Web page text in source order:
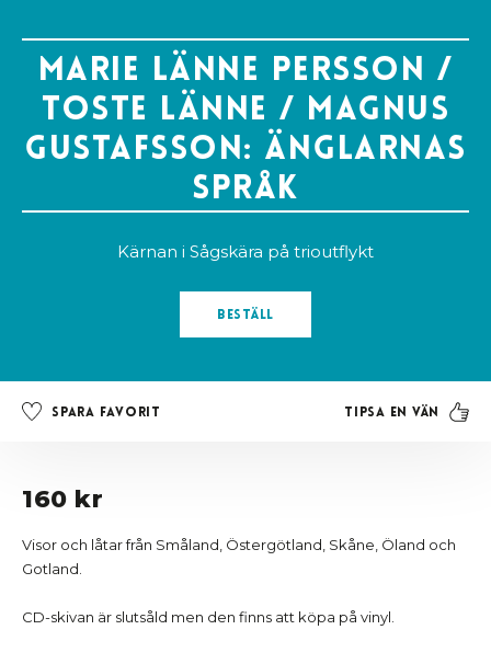
Marie Länne Persson /
Toste Länne / Magnus
Gustafsson: Änglarnas
språk
Kärnan i Sågskära på trioutflykt
Beställ
Spara favorit Tipsa en vän
160 kr
Visor och låtar från Småland, Östergötland, Skåne, Öland och
Gotland.
CD-skivan är slutsåld men den finns att köpa på vinyl.